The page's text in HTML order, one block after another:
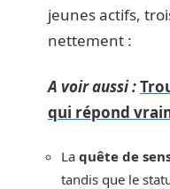
jeunes actifs,
nettement :
A voir aussi :
qui répond
La quête de
tandis que le